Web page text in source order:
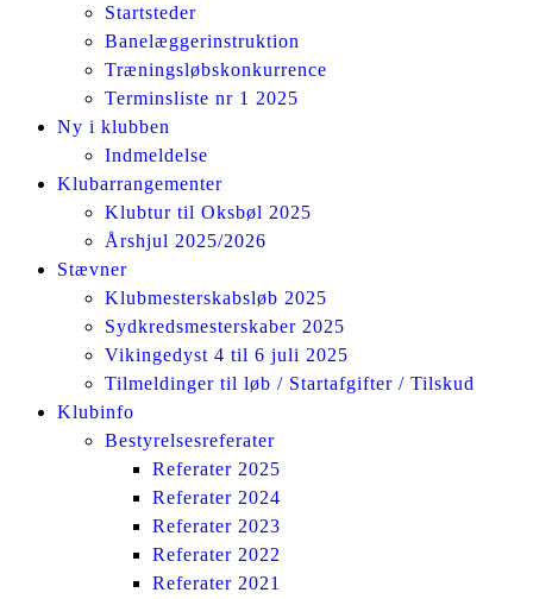
Startsteder
Banelæggerinstruktion
Træningsløbskonkurrence
Terminsliste nr 1 2025
Ny i klubben
Indmeldelse
Klubarrangementer
Klubtur til Oksbøl 2025
Årshjul 2025/2026
Stævner
Klubmesterskabsløb 2025
Sydkredsmesterskaber 2025
Vikingedyst 4 til 6 juli 2025
Tilmeldinger til løb / Startafgifter / Tilskud
Klubinfo
Bestyrelsesreferater
Referater 2025
Referater 2024
Referater 2023
Referater 2022
Referater 2021